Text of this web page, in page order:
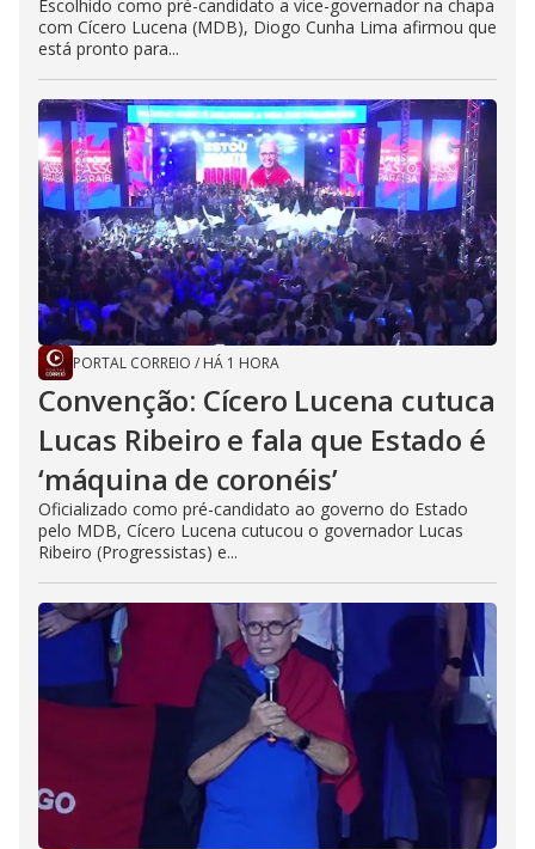
Escolhido como pré-candidato a vice-governador na chapa
com Cícero Lucena (MDB), Diogo Cunha Lima afirmou que
está pronto para...
PORTAL CORREIO / HÁ 1 HORA
Convenção: Cícero Lucena cutuca
Lucas Ribeiro e fala que Estado é
‘máquina de coronéis’
Oficializado como pré-candidato ao governo do Estado
pelo MDB, Cícero Lucena cutucou o governador Lucas
Ribeiro (Progressistas) e...